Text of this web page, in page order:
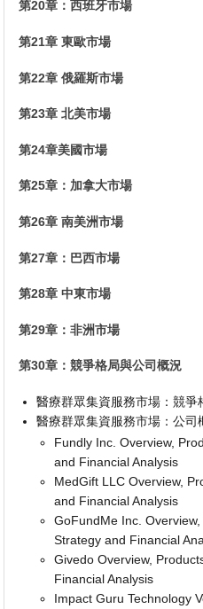
第20章：西班牙市場
第21章 東歐市場
第22章 俄羅斯市場
第23章 北美市場
第24章美國市場
第25章：加拿大市場
第26章 南美洲市場
第27章：巴西市場
第28章 中東市場
第29章：非洲市場
第30章：競爭格局與公司概況
醫療群眾集資服務市場：競爭
醫療群眾集資服務市場：公司
Fundly Inc. Overview,
and Financial Analysis
MedGift LLC Overview,
and Financial Analysis
GoFundMe Inc.
Strategy and Financial
Givedo Overview,
Financial Analysis
Impact Guru Technology